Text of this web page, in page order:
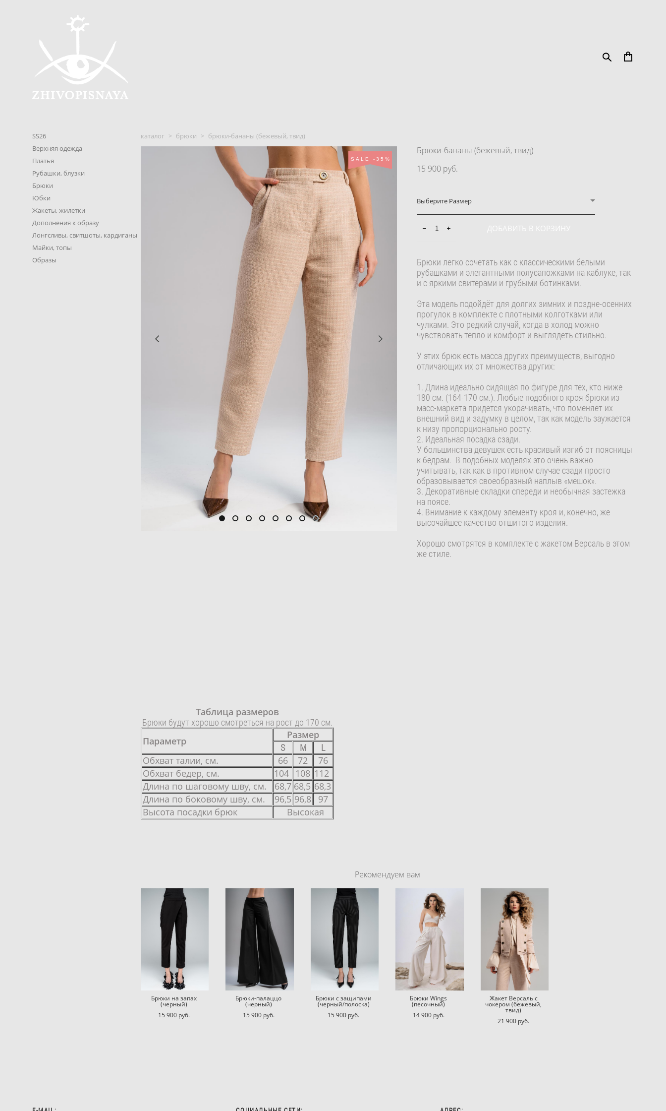
SS26
Верхняя одежда
Платья
Рубашки, блузки
Брюки
Юбки
Жакеты, жилетки
Дополнения к образу
Лонгсливы, свитшоты, кардиганы
Майки, топы
Образы
каталог > брюки > брюки-бананы (бежевый, твид)
SALE -35%
Брюки-бананы (бежевый, твид)
15 900 pуб.
Выберите Размер
ДОБАВИТЬ В КОРЗИНУ
Брюки легко сочетать как с классическими белыми
рубашками и элегантными полусапожками на каблуке, так
и с яркими свитерами и грубыми ботинками.
Эта модель подойдёт для долгих зимних и поздне-осенних
прогулок в комплекте с плотными колготками или
чулками. Это редкий случай, когда в холод можно
чувствовать тепло и комфорт и выглядеть стильно.
У этих брюк есть масса других преимуществ, выгодно
отличающих их от множества других:
1. Длина идеально сидящая по фигуре для тех, кто ниже
180 см. (164-170 см.). Любые подобного кроя брюки из
масс-маркета придется укорачивать, что поменяет их
внешний вид и задумку в целом, так как модель заужается
к низу пропорционально росту.
2. Идеальная посадка сзади.
У большинства девушек есть красивый изгиб от поясницы
к бедрам. В подобных моделях это очень важно
учитывать, так как в противном случае сзади просто
образовывается своеобразный наплыв «мешок».
3. Декоративные складки спереди и необычная застежка
на поясе.
4. Внимание к каждому элементу кроя и, конечно, же
высочайшее качество отшитого изделия.
Хорошо смотрятся в комплекте с жакетом Версаль в этом
же стиле.
Таблица размеров
Брюки будут хорошо смотреться на рост до 170 см.
Параметр
Размер
S
M
L
Обхват талии, см.
66 72
76
Обхват бедер, см.
104 108 112
Длина по шаговому шву, см.
68,7 68,5 68,3
Длина по боковому шву, см.
96,5 96,8
97
Высота посадки брюк
Высокая
Рекомендуем вам
Брюки на запах
(черный)
15 900 pуб.
Брюки-палаццо
(черный)
15 900 pуб.
Брюки с защипами
(черный/полоска)
15 900 pуб.
Брюки Wings
(песочный)
14 900 pуб.
Жакет Версаль с
чокером (бежевый,
твид)
21 900 pуб.